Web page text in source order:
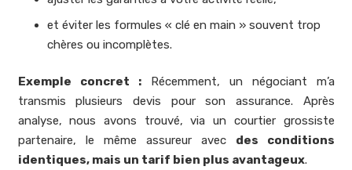
et éviter les formules « clé en main » souvent trop
chères ou incomplètes.
Exemple concret :Récemment, un négociant m’a
transmis plusieurs devis pour son assurance. Après
analyse, nous avons trouvé, via un courtier grossiste
partenaire, le même assureur avec des conditions
identiques, mais un tarif bien plus avantageux.